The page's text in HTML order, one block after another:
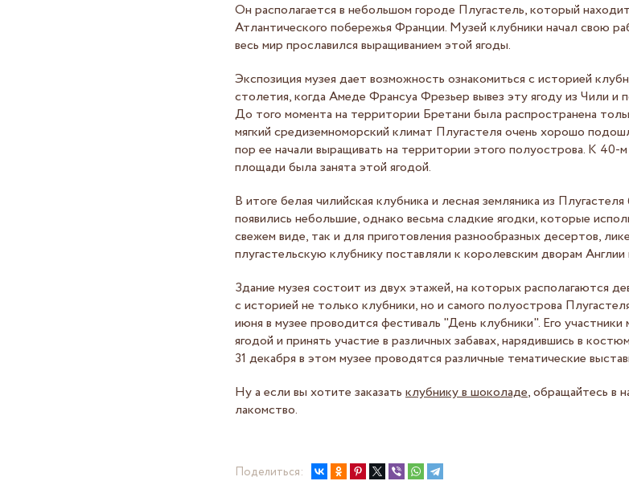
Он располагается в небольшом городе Плугастель, который
Атлантического побережья Франции. Музей клубники начал свою
весь мир прославился выращиванием этой ягоды.
Экспозиция музея дает возможность ознакомиться с историей
столетия, когда Амеде Франсуа Фрезьер вывез эту ягоду из Чили и
До того момента на территории Бретани была распространена
мягкий средиземноморский климат Плугастеля очень хорошо
пор ее начали выращивать на территории этого полуострова. К 40-
площади была занята этой ягодой.
В итоге белая чилийская клубника и лесная земляника из
появились небольшие, однако весьма сладкие ягодки, которые
свежем виде, так и для приготовления разнообразных десертов,
плугастельскую клубнику поставляли к королевским дворам
Здание музея состоит из двух этажей, на которых располагаются
с историей не только клубники, но и самого полуострова
июня в музее проводится фестиваль "День клубники". Его
ягодой и принять участие в различных забавах, нарядившись в
31 декабря в этом музее проводятся различные тематические
Ну а если вы хотите заказать клубнику в шоколаде, обращайтесь в
лакомство.
Поделиться: